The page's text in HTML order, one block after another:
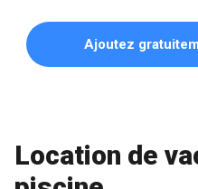
Ajoutez
Location de